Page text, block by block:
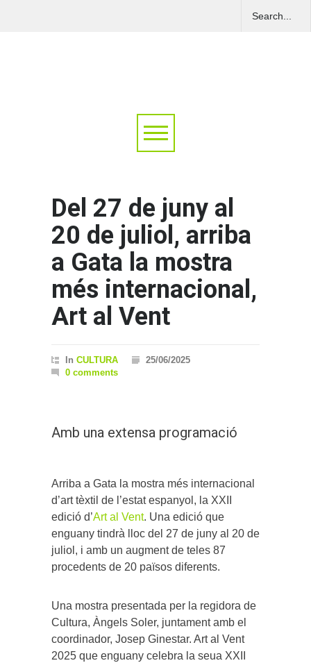
Del 27 de juny al
20 de juliol, arriba
a Gata la mostra
més internacional,
Art al Vent
In CULTURA
25/06/2025
0 comments
Amb una extensa programació
Arriba a Gata la mostra més internacional
d’art tèxtil de l’estat espanyol, la XXII
edició d’Art al Vent. Una edició que
enguany tindrà lloc del 27 de juny al 20 de
juliol, i amb un augment de teles 87
procedents de 20 països diferents.
Una mostra presentada per la regidora de
Cultura, Àngels Soler, juntament amb el
coordinador, Josep Ginestar. Art al Vent
2025 que enguany celebra la seua XXII